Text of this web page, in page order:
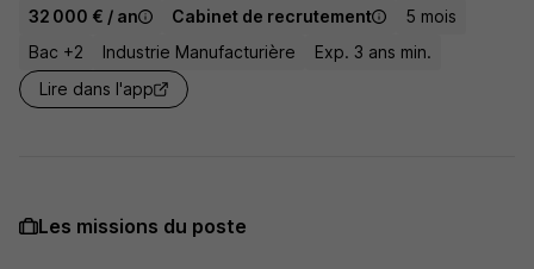
32 000 € / an Cabinet de recrutement
5 mois
Bac +2
Industrie Manufacturière
Exp. 3 ans min.
Lire dans l'app
Les missions du poste